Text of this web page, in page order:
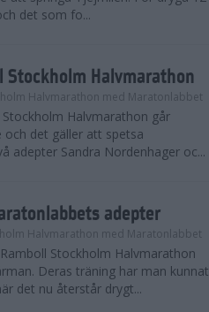
det som fo...
Halvmarathon
Halvmarathon med Maratonlabbet
Halvmarathon går
det gäller att spetsa
adepter Sandra Nordenhager oc...
adepter
Halvmarathon med Maratonlabbet
Stockholm Halvmarathon
Deras träning har man kunnat
det nu återstår drygt...